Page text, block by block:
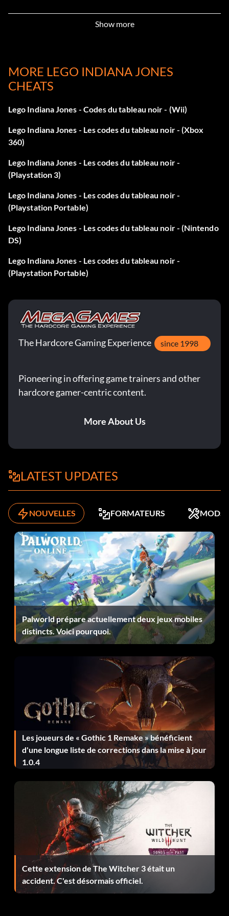
Super cri VN3R7S
Trésor de caractères VIES2R
Trésor x6 V84RYS
Détecteur de parcelles VUT673
Désarmer les ennemis VKRNS9
Trésor x8 A72E1M
Trésor x10 VI3PS8
Codes de caractères :
Barranca 04EM94
La jungle de Belloq TDR197
Prêtre Belloq VEO29L
Boxer 8246RB
Officier britannique VJ5TI9
Troupe britannique DJ5I2W
Commandant de troupe britannique B73EUA
Capitaine Katanga VJ3TT3
Chatterlal ENW936
Chucine 3NK48T
Colonel Dietrich 2K9RKS
Colonel Vogel 8EAL4H
Pelleteuse du désert 12N68W
Officier ennemi du désert 2MK45O
Bandit masqué du désert N48SF0
Homme singe du désert 3RF6YJ
Soldat du désert 4NSU7Q
Sabreur du désert 1MK4RT
Donovan 3NFTU8
Schneider désert JSNRT9
Schneider officier VMJ5US
Show more
MORE LEGO INDIANA JONES
CHEATS
Lego Indiana Jones - Codes du tableau noir - (Wii)
Lego Indiana Jones - Les codes du tableau noir - (Xbox
360)
Lego Indiana Jones - Les codes du tableau noir -
(Playstation 3)
Lego Indiana Jones - Les codes du tableau noir -
(Playstation Portable)
Lego Indiana Jones - Les codes du tableau noir - (Nintendo
DS)
Lego Indiana Jones - Les codes du tableau noir -
(Playstation Portable)
The Hardcore Gaming Experience since 1998
Pioneering in offering game trainers and other
hardcore gamer-centric content.
More About Us
LATEST UPDATES
NOUVELLES FORMATEURS MODS
Palworld prépare actuellement deux jeux mobiles
distincts. Voici pourquoi.
Les joueurs de « Gothic 1 Remake » bénéficient
d'une longue liste de corrections dans la mise à jour
1.0.4
Cette extension de The Witcher 3 était un
accident. C'est désormais officiel.